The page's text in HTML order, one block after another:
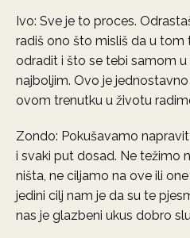
Ivo: Sve je to proces.
radiš ono što misliš da u tom
odradit i što se tebi samom
najboljim. Ovo je
ovom trenutku u životu
Zondo: Pokušavamo
i svaki put dosad. Ne težimo
ništa, ne ciljamo na ove ili
jedini cilj nam je da su te
nas je glazbeni ukus dobro